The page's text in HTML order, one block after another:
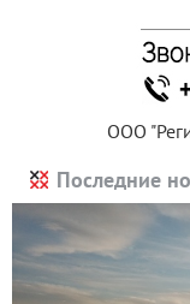
ООО
Последние